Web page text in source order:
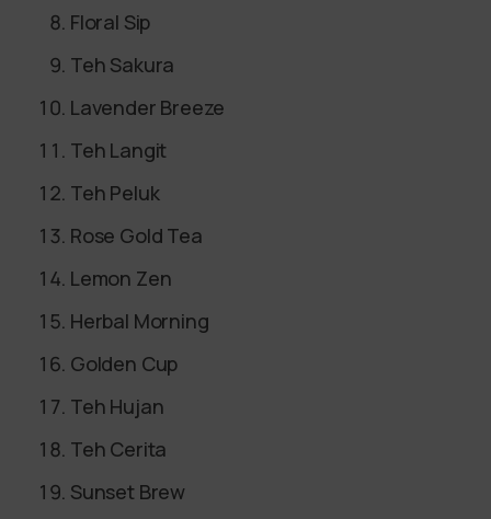
Floral Sip
Teh Sakura
Lavender Breeze
Teh Langit
Teh Peluk
Rose Gold Tea
Lemon Zen
Herbal Morning
Golden Cup
Teh Hujan
Teh Cerita
Sunset Brew